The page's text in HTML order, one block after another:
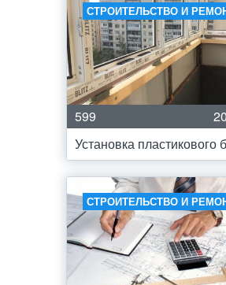
СТРОИТЕЛЬСТВО И
599
Установка пластикового
СТРОИТЕЛЬСТВО И